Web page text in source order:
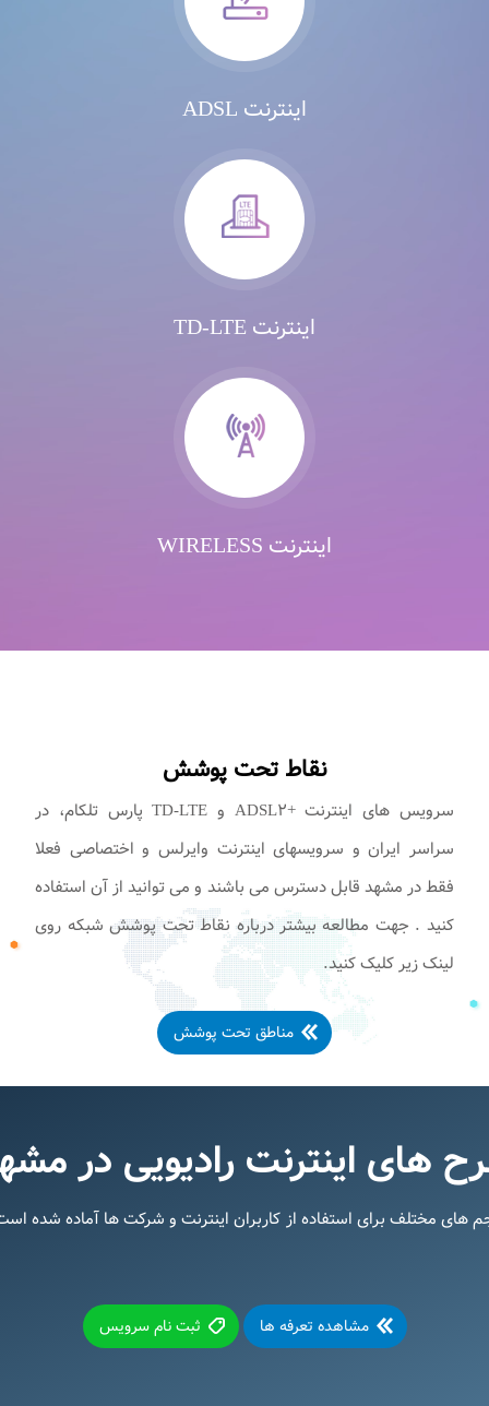
اینترنت ADSL
اینترنت TD-LTE
اینترنت WIRELESS
نقاط تحت پوشش
سرویس های اینترنت +ADSL۲ و TD-LTE پارس تلکام، در
سراسر ایران و سرویسهای اینترنت وایرلس و اختصاصی فعلا
فقط در مشهد قابل دسترس می باشند و می توانید از آن استفاده
کنید . جهت مطالعه بیشتر درباره نقاط تحت پوشش شبکه روی
لینک زیر کلیک کنید.
مناطق تحت پوشش
های اینترنت رادیویی در
های مختلف برای استفاده از کاربران اینترنت و شرکت ها آماده شده
مشاهده تعرفه ها ثبت نام سرویس